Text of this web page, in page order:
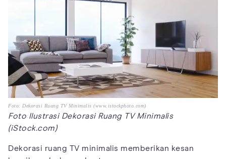
Foto: Dekorasi Ruang TV Minimalis (www.istockphoto.com)
Foto Ilustrasi Dekorasi Ruang TV Minimalis
(iStock.com)
Dekorasi ruang TV minimalis memberikan kesan